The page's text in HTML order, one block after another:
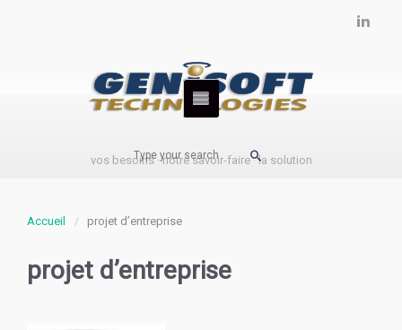
vos besoins · notre savoir-faire · la solution
Accueil projet d’entreprise
projet d’entreprise